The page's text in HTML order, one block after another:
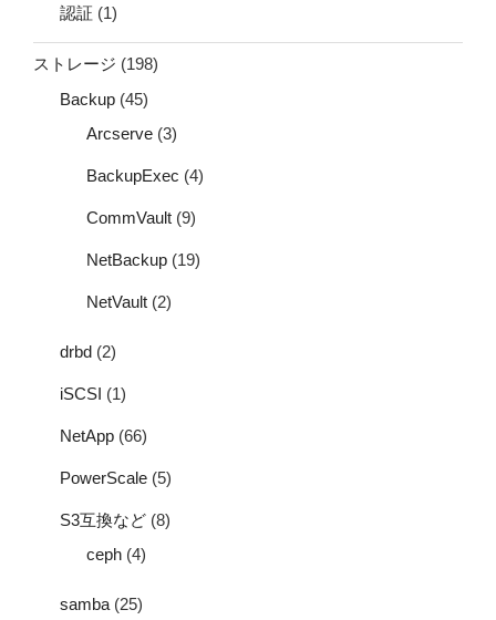
認証 (1)
ストレージ (198)
Backup (45)
Arcserve (3)
BackupExec (4)
CommVault (9)
NetBackup (19)
NetVault (2)
drbd (2)
iSCSI (1)
NetApp (66)
PowerScale (5)
S3互換など (8)
ceph (4)
samba (25)